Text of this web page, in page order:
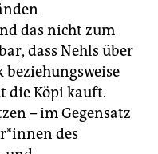
das nicht zum
dass Nehls über
die Köpi kauft.
– im Gegensatz
des